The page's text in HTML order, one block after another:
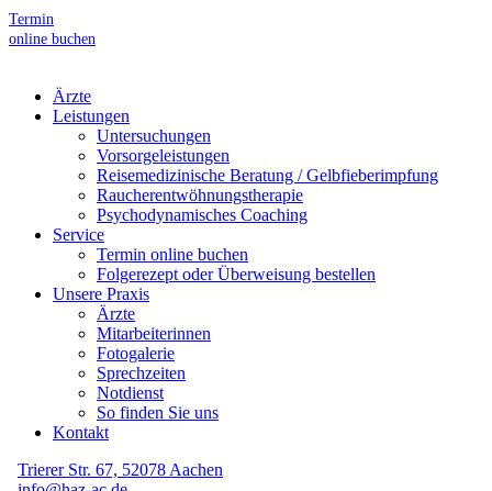
Termin
online buchen
Ärzte
Leistungen
Untersuchungen
Vorsorgeleistungen
Reisemedizinische Beratung / Gelbfieberimpfung
Raucherentwöhnungstherapie
Psychodynamisches Coaching
Service
Termin online buchen
Folgerezept oder Überweisung bestellen
Unsere Praxis
Ärzte
Mitarbeiterinnen
Fotogalerie
Sprechzeiten
Notdienst
So finden Sie uns
Kontakt
Trierer Str. 67, 52078 Aachen